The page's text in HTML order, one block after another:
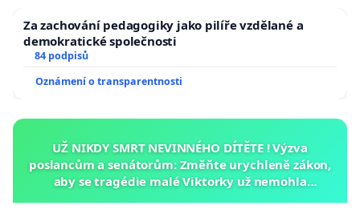
Za zachování pedagogiky jako pilíře vzdělané a
demokratické společnosti
84 podpisů
Oznámení o transparentnosti
UŽ NIKDY SMRT NEVINNÉHO DÍTĚTE ! Výzva
poslancům a senátorům: Změňte urychleně zákon,
aby se tragédie malé Viktorky už nemohla